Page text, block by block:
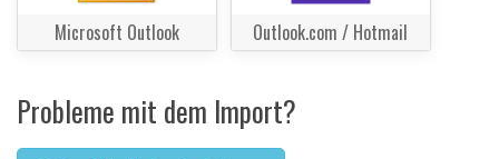
Microsoft Outlook Outlook.com / Hotmail
Probleme mit dem Import?